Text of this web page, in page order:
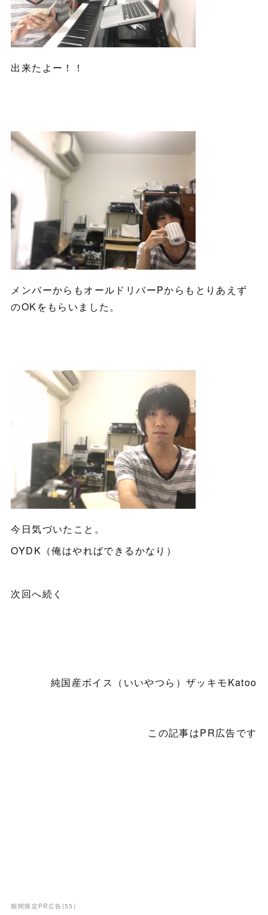
出来たよー！！
メンバーからもオールドリバーPからもとりあえず
のOKをもらいました。
今日気づいたこと。
OYDK（俺はやればできるかなり）
次回へ続く
純国産ボイス（いいやつら）ザッキモKatoo
この記事はPR広告です
期間限定PR広告(55 )